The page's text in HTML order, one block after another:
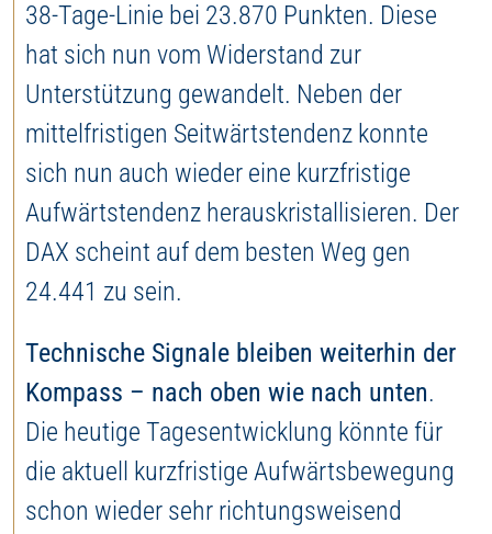
38-Tage-Linie bei 23.870 Punkten. Diese
hat sich nun vom Widerstand zur
Unterstützung gewandelt. Neben der
mittelfristigen Seitwärtstendenz konnte
sich nun auch wieder eine kurzfristige
Aufwärtstendenz herauskristallisieren. Der
DAX scheint auf dem besten Weg gen
24.441 zu sein.
Technische Signale bleiben weiterhin der
Kompass – nach oben wie nach unten.
Die heutige Tagesentwicklung könnte für
die aktuell kurzfristige Aufwärtsbewegung
schon wieder sehr richtungsweisend